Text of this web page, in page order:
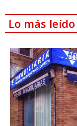
Lo más leído